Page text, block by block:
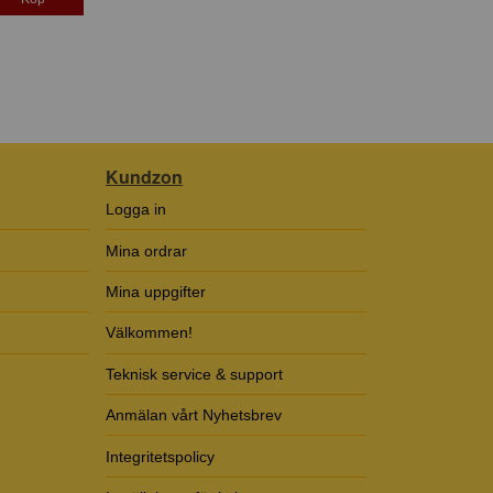
Kundzon
Logga in
Mina ordrar
Mina uppgifter
Välkommen!
Teknisk service & support
Anmälan vårt Nyhetsbrev
Integritetspolicy